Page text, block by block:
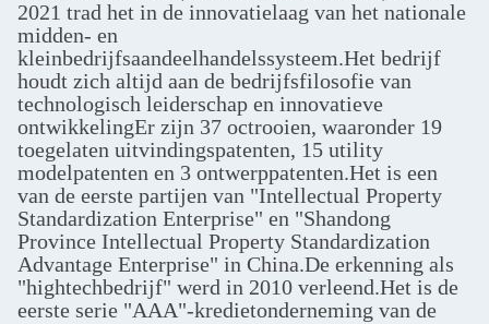
2021 trad het in de innovatielaag van het nationale
midden- en
kleinbedrijfsaandeelhandelssysteem.Het bedrijf
houdt zich altijd aan de bedrijfsfilosofie van
technologisch leiderschap en innovatieve
ontwikkelingEr zijn 37 octrooien, waaronder 19
toegelaten uitvindingspatenten, 15 utility
modelpatenten en 3 ontwerppatenten.Het is een
van de eerste partijen van "Intellectual Property
Standardization Enterprise" en "Shandong
Province Intellectual Property Standardization
Advantage Enterprise" in China.De erkenning als
"hightechbedrijf" werd in 2010 verleend.Het is de
eerste serie "AAA"-kredietonderneming van de